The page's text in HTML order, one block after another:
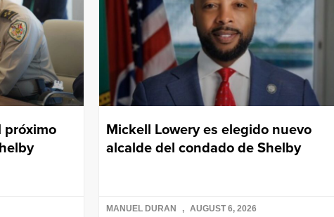
próximo
Mickell Lowery es elegido nuevo
alcalde del condado de Shelby
MANUEL DURAN AUGUST 6, 2026